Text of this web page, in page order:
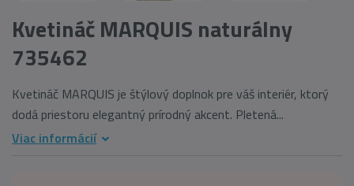
Kvetináč MARQUIS naturálny
735462
Kvetináč MARQUIS je štýlový doplnok pre váš interiér, ktorý
dodá priestoru elegantný prírodný akcent. Pletená...
Viac informácií